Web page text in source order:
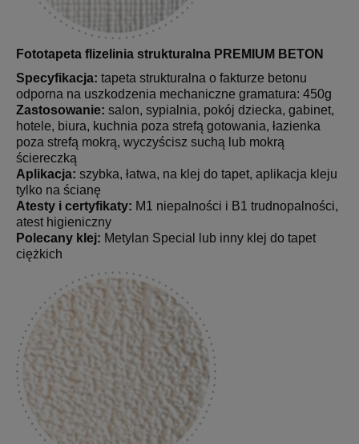
Fototapeta flizelinia strukturalna PREMIUM BETON
Specyfikacja: tapeta strukturalna o fakturze betonu
odporna na uszkodzenia mechaniczne gramatura: 450g
Zastosowanie: salon, sypialnia, pokój dziecka, gabinet,
hotele, biura, kuchnia poza strefą gotowania, łazienka
poza strefą mokrą, wyczyścisz suchą lub mokrą
ściereczką
Aplikacja: szybka, łatwa, na klej do tapet, aplikacja kleju
tylko na ścianę
Atesty i certyfikaty: M1 niepalności i B1 trudnopalności,
atest higieniczny
Polecany klej: Metylan Special lub inny klej do tapet
ciężkich